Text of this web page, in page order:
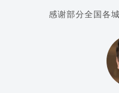
感谢部分全国各